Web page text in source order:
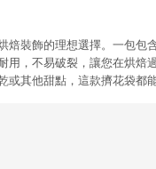
焙裝飾的理想選擇。一包
用，不易破裂，讓您在烘焙
或其他甜點，這款擠花袋都